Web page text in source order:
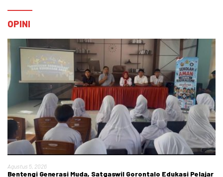
OPINI
Agustus 5, 2026
Bentengi Generasi Muda, Satgaswil Gorontalo Edukasi Pelajar